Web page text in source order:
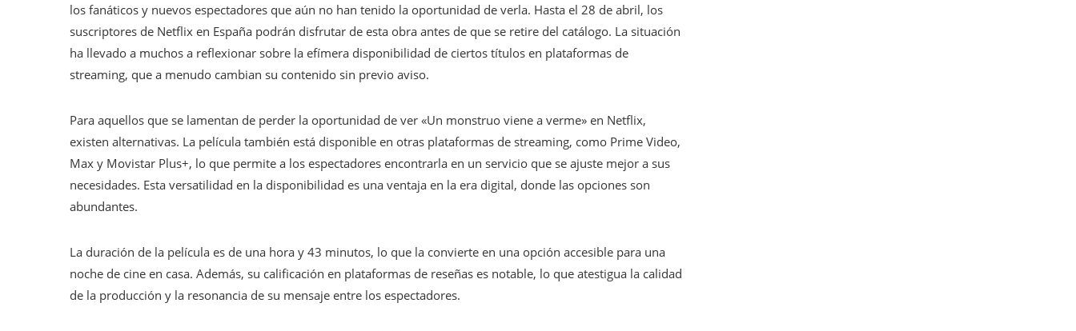
los fanáticos y nuevos espectadores que aún no han tenido la oportunidad de verla. Hasta el 28 de abril, los
suscriptores de Netflix en España podrán disfrutar de esta obra antes de que se retire del catálogo. La situación
ha llevado a muchos a reflexionar sobre la efímera disponibilidad de ciertos títulos en plataformas de
streaming, que a menudo cambian su contenido sin previo aviso.
Para aquellos que se lamentan de perder la oportunidad de ver «Un monstruo viene a verme» en Netflix,
existen alternativas. La película también está disponible en otras plataformas de streaming, como Prime Video,
Max y Movistar Plus+, lo que permite a los espectadores encontrarla en un servicio que se ajuste mejor a sus
necesidades. Esta versatilidad en la disponibilidad es una ventaja en la era digital, donde las opciones son
abundantes.
La duración de la película es de una hora y 43 minutos, lo que la convierte en una opción accesible para una
noche de cine en casa. Además, su calificación en plataformas de reseñas es notable, lo que atestigua la calidad
de la producción y la resonancia de su mensaje entre los espectadores.